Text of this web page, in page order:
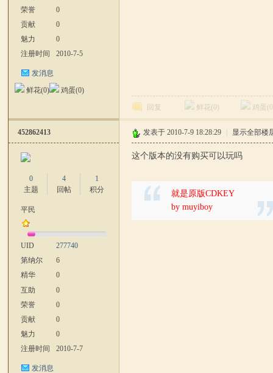
荣誉
0
贡献
0
魅力
0
注册时间
2010-7-5
发消息
鲜花(0) 鸡蛋(0)
回复 鲜花( 0 ) 鸡蛋( 0
452862413
0
主题
4
回帖
1
积分
平民
UID
277740
第纳尔
6
精华
0
互助
0
荣誉
0
贡献
0
魅力
0
注册时间
2010-7-7
发消息
发表于 2010-7-9 18:28:29 显示全部楼
这个版本的没有购买可以玩吗
就是原版CDKEY
by muyiboy